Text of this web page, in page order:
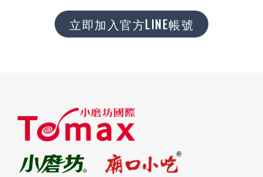
立即加入官方LINE帳號